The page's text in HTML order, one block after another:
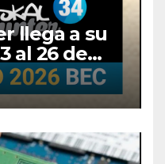
llega a su
al 26 de